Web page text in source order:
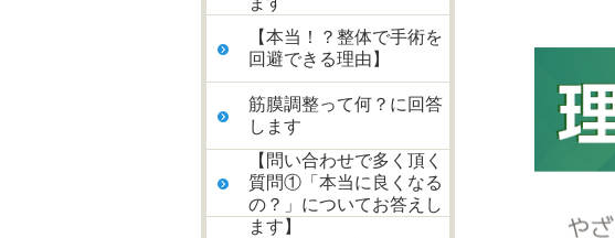
【本当！？整体で手術を
回避できる理由】
筋膜調整って何？に回答
します
【問い合わせで多く頂く
質問①「本当に良くなる
の？」についてお答えし
ます】